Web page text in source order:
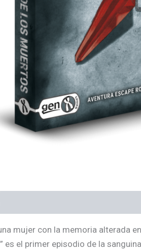
mujer con la memoria alterada
es el primer episodio de la